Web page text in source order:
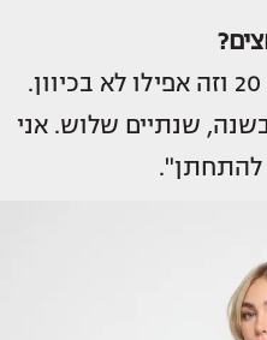
"ממש ממש לא. אני רק בת 20 וזה אפילו לא בכיוון.
שנתיים שלוש. אני
להתחתן".